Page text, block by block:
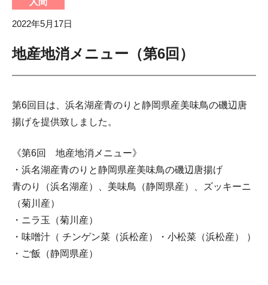
2022年5月17日
地産地消メニュー（第6回）
第6回目は、浜名湖産青のりと静岡県産美味鳥の磯辺唐
揚げを提供致しました。
《第6回 地産地消メニュー》
・浜名湖産青のりと静岡県産美味鳥の磯辺唐揚げ
青のり（浜名湖産）、美味鳥（静岡県産）、ズッキーニ
（菊川産）
・ニラ玉（菊川産）
・味噌汁（ チンゲン菜（浜松産）・小松菜（浜松産） ）
・ご飯（静岡県産）